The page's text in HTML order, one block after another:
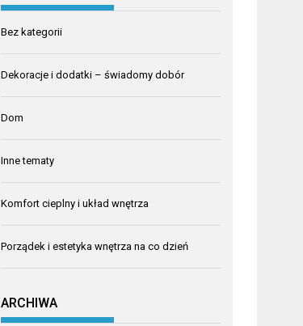
Bez kategorii
Dekoracje i dodatki – świadomy dobór
Dom
Inne tematy
Komfort cieplny i układ wnętrza
Porządek i estetyka wnętrza na co dzień
ARCHIWA